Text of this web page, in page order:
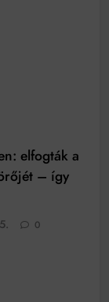
elfogták a
– így
0